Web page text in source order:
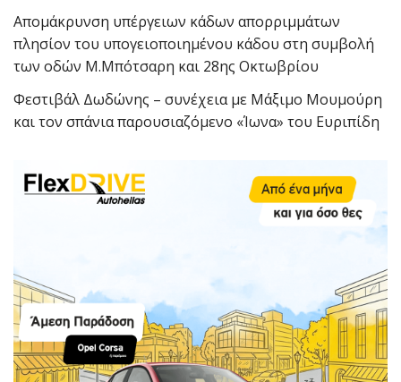
Απομάκρυνση υπέργειων κάδων απορριμμάτων
πλησίον του υπογειοποιημένου κάδου στη συμβολή
των οδών Μ.Μπότσαρη και 28ης Οκτωβρίου
Φεστιβάλ Δωδώνης – συνέχεια με Μάξιμο Μουμούρη
και τον σπάνια παρουσιαζόμενο «Ίωνα» του Ευριπίδη